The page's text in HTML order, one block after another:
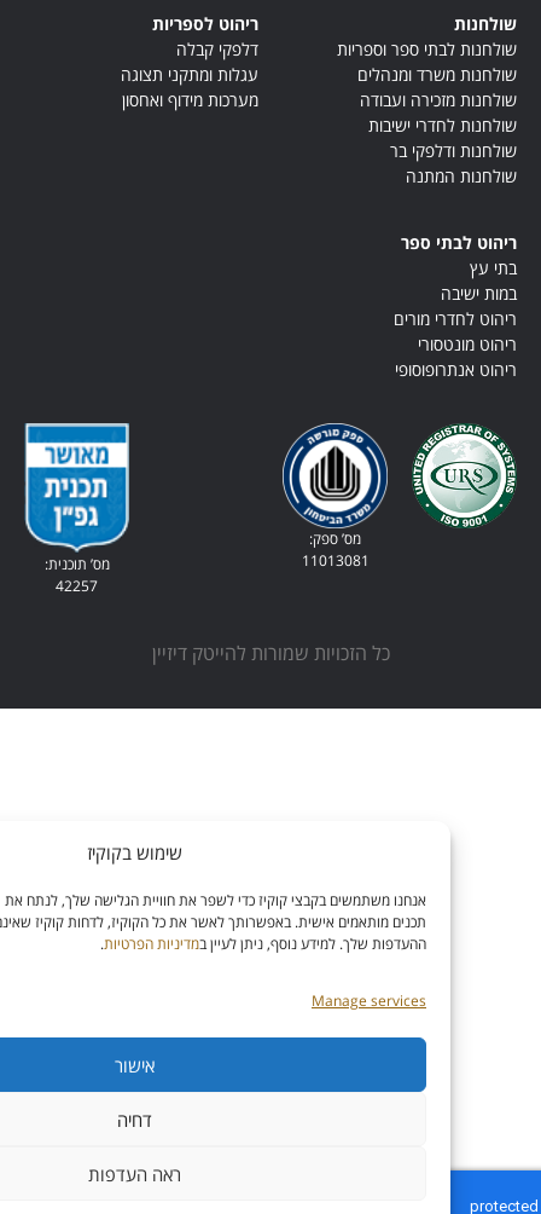
שימוש בקוקיז
אנחנו משתמשים בקבצי קוקיז כדי לשפר את חוויית הגלישה שלך, לנתח את תנועת האתר,
תכנים מותאמים אישית. באפשרותך לאשר את כל הקוקיז, לדחות קוקיז שאינם חיוניים או
ההעדפות שלך. למידע נוסף, ניתן לעיין במדיניות הפרטיות.
Manage services
ראה העדפות
ספר וספריות
ומנהלים
ועבודה
ישיבות
בר
ריהוט לספריות
דלפקי קבלה
עגלות ומתקני תצוגה
מערכות מידוף ואחסון
ספר
מורים
כל הזכויות שמורות להייטק דיזיין